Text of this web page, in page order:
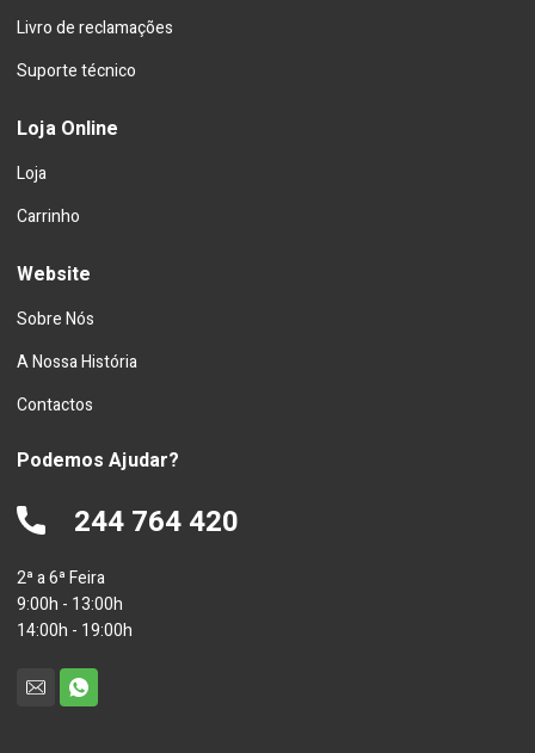
Livro de reclamações
Suporte técnico
Loja Online
Loja
Carrinho
Website
Sobre Nós
A Nossa História
Contactos
Podemos Ajudar?
244 764 420
2ª a 6ª Feira
9:00h - 13:00h
14:00h - 19:00h